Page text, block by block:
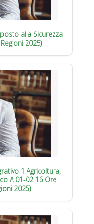
alla Sicurezza
2025)
1 Agricoltura,
A 01-02 16 Ore
2025)